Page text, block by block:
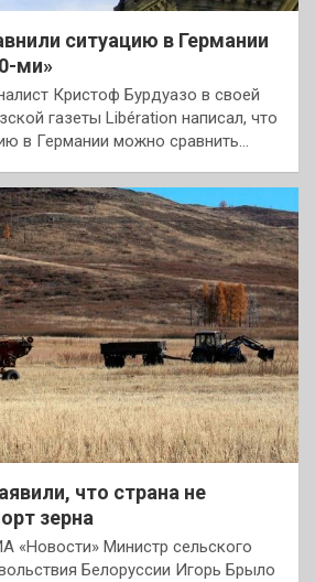
ситуацию в Германии
ми»
Кристоф Бурдуазо в своей
газеты Libération написал, что
в Германии можно сравнить…
что страна не
зерна
«Новости» Министр сельского
Белоруссии Игорь Брыло